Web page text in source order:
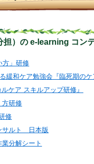
担）の e-learning コン
方」研修
緩和ケア勉強会『臨死期の
ケア スキルアップ研修』
方研修
修
サルト 日本版
業分解シート